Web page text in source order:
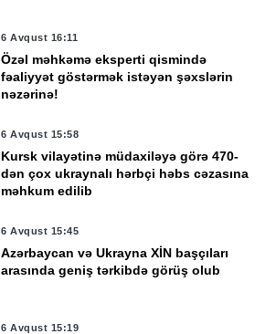
6 Avqust 16:11
Özəl məhkəmə eksperti qismində
fəaliyyət göstərmək istəyən şəxslərin
nəzərinə!
6 Avqust 15:58
Kursk vilayətinə müdaxiləyə görə 470-
dən çox ukraynalı hərbçi həbs cəzasına
məhkum edilib
6 Avqust 15:45
Azərbaycan və Ukrayna XİN başçıları
arasında geniş tərkibdə görüş olub
6 Avqust 15:19